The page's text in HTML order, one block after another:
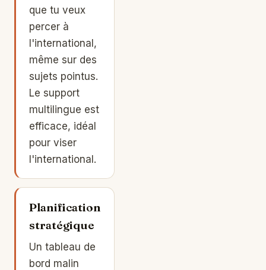
que tu veux
percer à
l'international,
même sur des
sujets pointus.
Le support
multilingue est
efficace, idéal
pour viser
l'international.
Planification
stratégique
Un tableau de
bord malin